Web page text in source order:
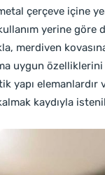
metal çerçeve içine
yerine
merdiven
uygun
yapı
kaydıyla